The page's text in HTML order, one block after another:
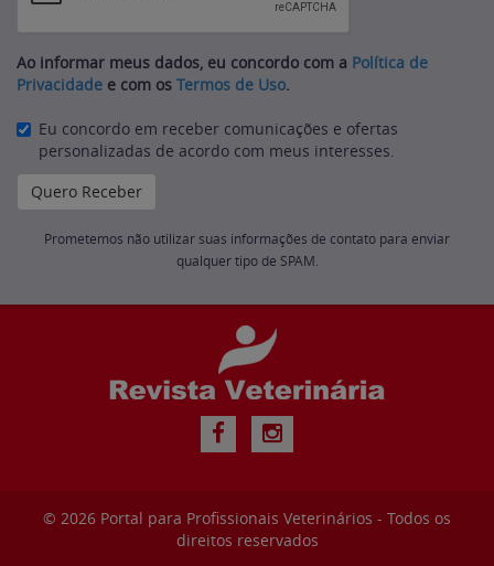
Ao informar meus dados, eu concordo com a Política de
Privacidade e com os Termos de Uso.
Eu concordo em receber comunicações e ofertas
personalizadas de acordo com meus interesses.
Prometemos não utilizar suas informações de contato para enviar
qualquer tipo de SPAM.
© 2026 Portal para Profissionais Veterinários - Todos os
direitos reservados